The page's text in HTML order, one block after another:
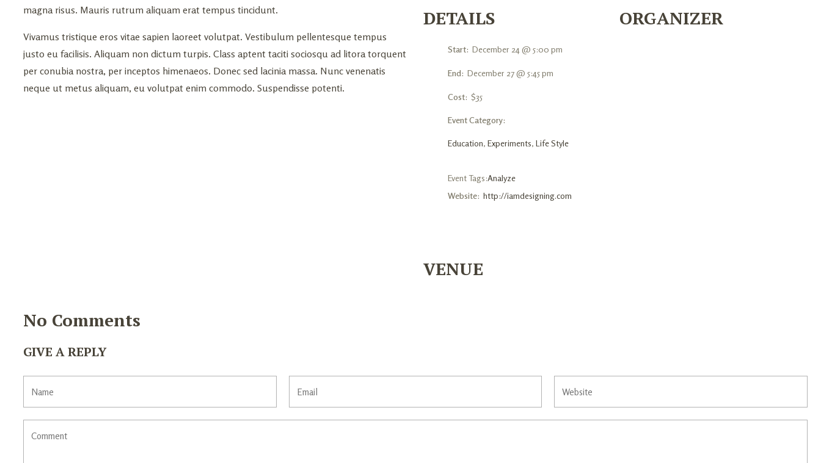
magna risus. Mauris rutrum aliquam erat tempus tincidunt.
Vivamus tristique eros vitae sapien laoreet volutpat. Vestibulum pellentesque tempus
justo eu facilisis. Aliquam non dictum turpis. Class aptent taciti sociosqu ad litora torquent
per conubia nostra, per inceptos himenaeos. Donec sed lacinia massa. Nunc venenatis
neque ut metus aliquam, eu volutpat enim commodo. Suspendisse potenti.
DETAILS
Start: December 24 @ 5:00 pm
End: December 27 @ 5:45 pm
Cost: $35
Event Category:
Education, Experiments, Life Style
Event Tags:Analyze
Website: http://iamdesigning.com
ORGANIZER
VENUE
No Comments
GIVE A REPLY